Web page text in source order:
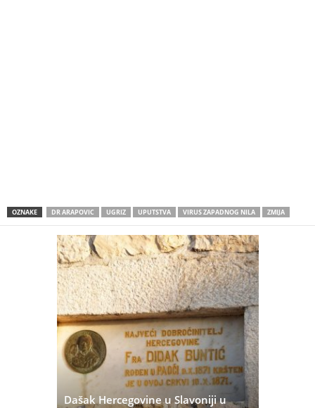
OZNAKE DR ARAPOVIC UGRIZ UPUTSTVA VIRUS ZAPADNOG NILA ZMIJA
Dašak Hercegovine u Slavoniji u